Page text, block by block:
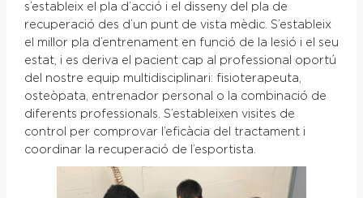
s’estableix el pla d’acció i el disseny del pla de
recuperació des d’un punt de vista mèdic. S’estableix
el millor pla d’entrenament en funció de la lesió i el seu
estat, i es deriva el pacient cap al professional oportú
del nostre equip multidisciplinari: fisioterapeuta,
osteòpata, entrenador personal o la combinació de
diferents professionals. S’estableixen visites de
control per comprovar l’eficàcia del tractament i
coordinar la recuperació de l’esportista.